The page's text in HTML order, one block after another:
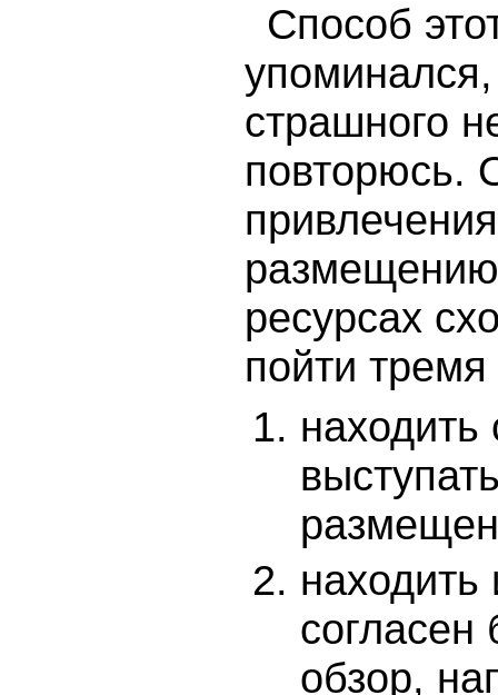
Способ
страшного
повторюсь.
ресурсах
пойти
находить
находить
согласен
обзор,